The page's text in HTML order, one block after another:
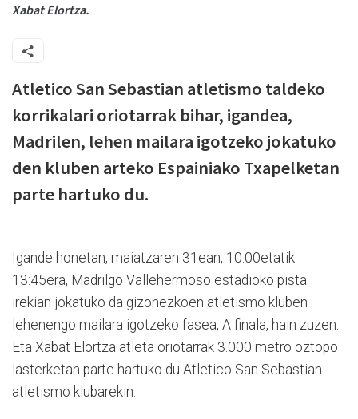
Xabat Elortza.
Atletico San Sebastian atletismo taldeko
korrikalari oriotarrak bihar, igandea,
Madrilen, lehen mailara igotzeko jokatuko
den kluben arteko Espainiako Txapelketan
parte hartuko du.
Igande honetan, maiatzaren 31ean, 10:00etatik
13:45era, Madrilgo Vallehermoso estadioko pista
irekian jokatuko da gizonezkoen atletismo kluben
lehenengo mailara igotzeko fasea, A finala, hain zuzen.
Eta Xabat Elortza atleta oriotarrak 3.000 metro oztopo
lasterketan parte hartuko du Atletico San Sebastian
atletismo klubarekin.